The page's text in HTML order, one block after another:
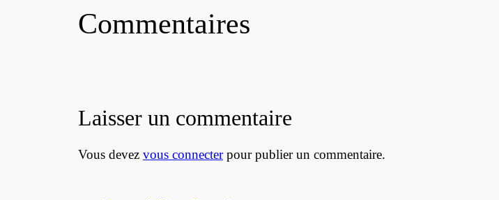
Commentaires
Laisser un commentaire
Vous devez vous connecterpour publier un commentaire.